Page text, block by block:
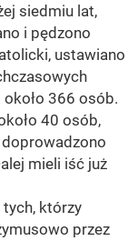
siedmiu lat,
i pędzono
ustawiano
366 osób.
40 osób,
mieli iść już
którzy
przez